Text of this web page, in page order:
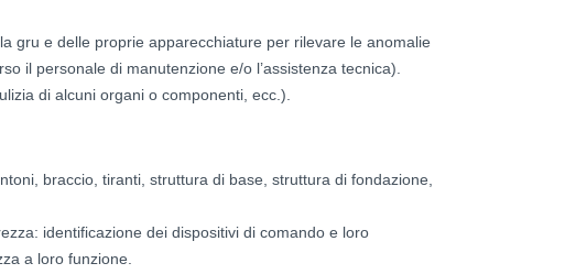
gru e delle proprie apparecchiature per rilevare le anomalie
il personale di manutenzione e/o l’assistenza tecnica).
di alcuni organi o componenti, ecc.).
braccio, tiranti, struttura di base, struttura di fondazione,
identificazione dei dispositivi di comando e loro
a loro funzione.